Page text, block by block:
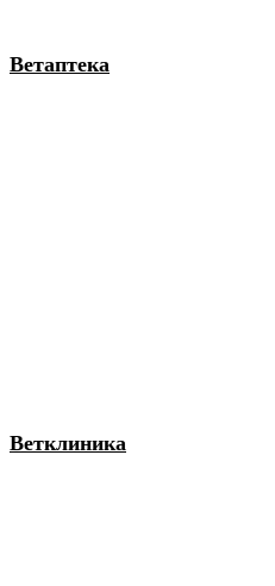
Ветаптека
Ветклиника